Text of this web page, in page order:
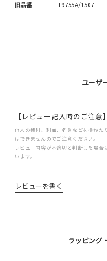
旧品番 T9755A/1507
ユーザ
【レビュー記入時のご注意】
他人の権利、利益、名誉などを損ねた
はできませんのでご注意ください。
レビュー内容が不適切と判断した場
います。
レビューを書く
ラッピング